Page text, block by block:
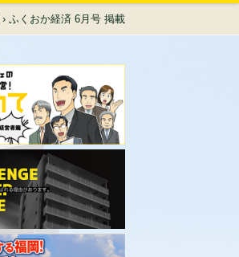
› ふくおか経済 6月号 掲載